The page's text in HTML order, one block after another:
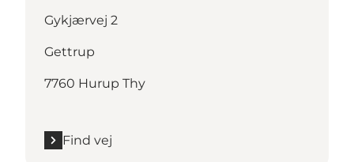
Gykjærvej 2
Gettrup
7760 Hurup Thy
Find vej